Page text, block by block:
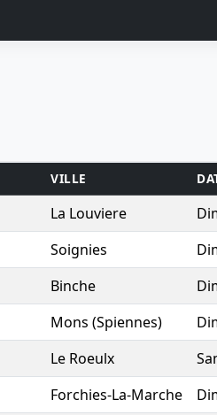
VILLE
La Louviere
Soignies
Binche
Mons (Spiennes)
Le Roeulx
Forchies-La-Marche